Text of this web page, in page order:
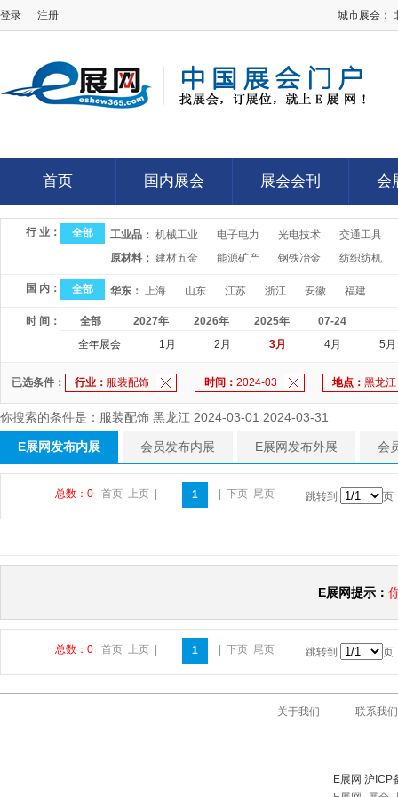
登录 注册 城市展会：
首页
首页
国内展会
国内展会
展会会刊
展会会刊
会
会
行 业： 全部 工业品： 机械工业 电子电力 光电技术
交通工具
原材料： 建材五金 能源矿产 钢铁冶金 纺织纺机
国 内： 全部 华东： 上海 山东 江苏 浙江 安徽 福建
时 间： 全部 2027年 2026年 2025年
07-24
全年展会
1月 2月 3月 4月 5月
已选条件： 行业： 服装配饰 时间： 2024-03 地点： 黑龙江
你搜索的条件是：服装配饰 黑龙江 2024-03-01 2024-03-31
E展网发布内展 会员发布内展 E展网发布外展 会
总数：0 首页 上页 1 下页 尾页 跳转到 页
E展网提示：
总数：0 首页 上页 1 下页 尾页 跳转到 页
关于我们 - 联系我们
E展网 沪